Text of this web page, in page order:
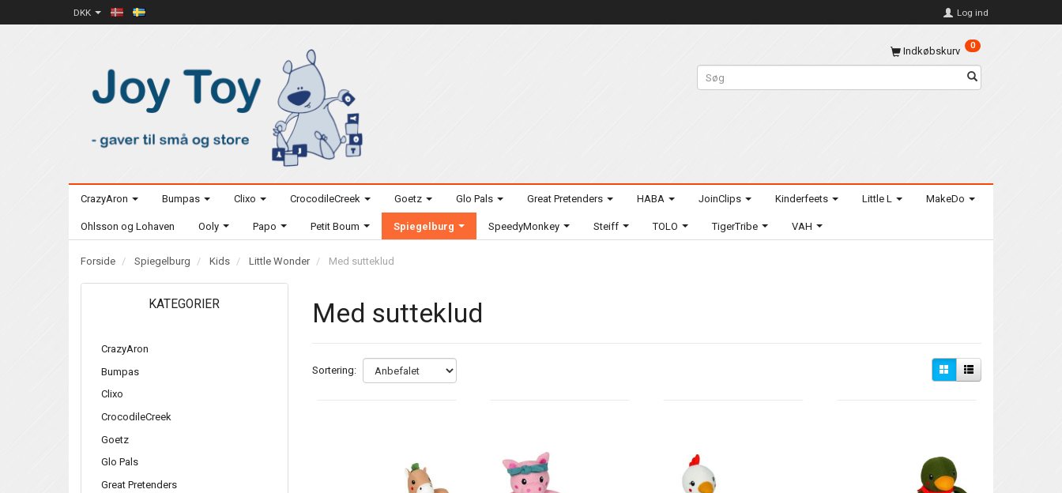
DKK Log ind
Indkøbskurv 0
CrazyAron Bumpas Clixo CrocodileCreek Goetz Glo Pals Great Pretenders HABA JoinClips Kinderfeets Little L MakeDo
Ohlsson og Lohaven Ooly Papo Petit Boum Spiegelburg SpeedyMonkey Steiff TOLO TigerTribe VAH
Forside Spiegelburg Kids Little Wonder Med sutteklud
KATEGORIER
CrazyAron
Bumpas
Clixo
CrocodileCreek
Goetz
Glo Pals
Great Pretenders
Med sutteklud
Sortering: